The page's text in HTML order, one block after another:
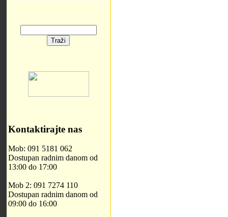
Kontaktirajte nas
Mob: 091 5181 062
Dostupan radnim danom od
13:00 do 17:00
Mob 2: 091 7274 110
Dostupan radnim danom od
09:00 do 16:00